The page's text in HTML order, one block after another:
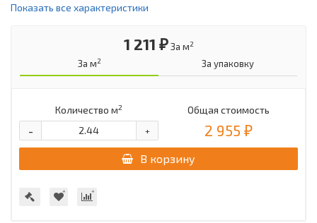
Показать все характеристики
1 211 ₽ За м2
За м2 За упаковку
Количество м2
+
-
Общая стоимость
2 955 ₽
В корзину